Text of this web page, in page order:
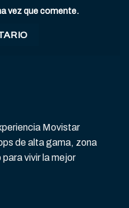
vez que comente.
Movistar
de alta gama, zona
vivir la mejor